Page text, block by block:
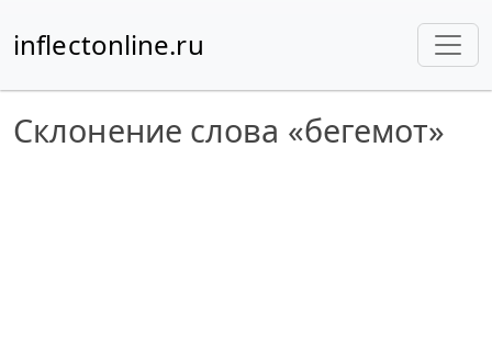
inflectonline.ru
Склонение слова «бегемот»